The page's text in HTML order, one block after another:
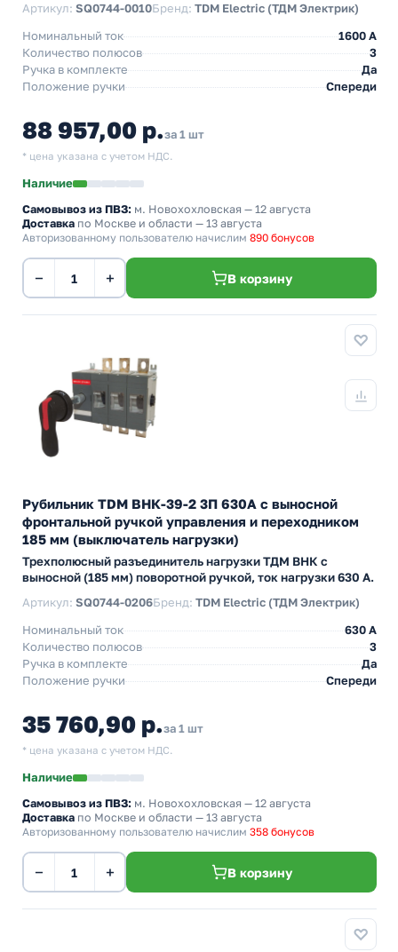
Артикул: SQ0744-0010Бренд: TDM Electric (ТДМ Электрик)
Номинальный ток
1600 A
Количество полюсов
3
Ручка в комплекте
Да
Положение ручки
Спереди
88 957,00 р.за 1 шт
* цена указана с учетом НДС.
Наличие
Самовывоз из ПВЗ: м. Новохохловская — 12 августа
Доставка по Москве и области — 13 августа
Авторизованному пользователю начислим 890 бонусов
− + В корзину
Рубильник TDM ВНК-39-2 3П 630А с выносной
фронтальной ручкой управления и переходником
185 мм (выключатель нагрузки)
Трехполюсный разъединитель нагрузки ТДМ ВНК с
выносной (185 мм) поворотной ручкой, ток нагрузки 630 А.
Артикул: SQ0744-0206Бренд: TDM Electric (ТДМ Электрик)
Номинальный ток
630 A
Количество полюсов
3
Ручка в комплекте
Да
Положение ручки
Спереди
35 760,90 р.за 1 шт
* цена указана с учетом НДС.
Наличие
Самовывоз из ПВЗ: м. Новохохловская — 12 августа
Доставка по Москве и области — 13 августа
Авторизованному пользователю начислим 358 бонусов
− + В корзину